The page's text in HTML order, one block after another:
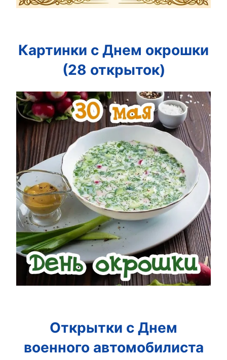
Картинки с Днем окрошки
(28 открыток)
Открытки с Днем
военного автомобилиста